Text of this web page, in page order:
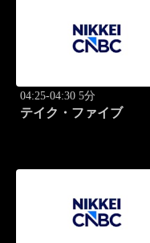
04:25-04:30 5分
テイク・ファイブ